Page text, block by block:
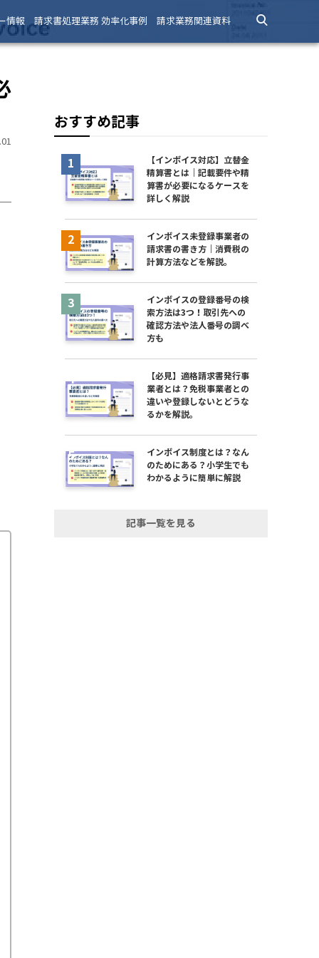
情報 請求書処理業務 効率化事例 請求業務関連資料
おすすめ記事
【インボイス対応】立替金
精算書とは｜記載要件や精
算書が必要になるケースを
詳しく解説
インボイス未登録事業者の
請求書の書き方｜消費税の
計算方法などを解説。
インボイスの登録番号の検
索方法は3つ！取引先への
確認方法や法人番号の調べ
方も
【必見】適格請求書発行事
業者とは？免税事業者との
違いや登録しないとどうな
るかを解説。
インボイス制度とは？なん
のためにある？小学生でも
わかるように簡単に解説
記事一覧を見る